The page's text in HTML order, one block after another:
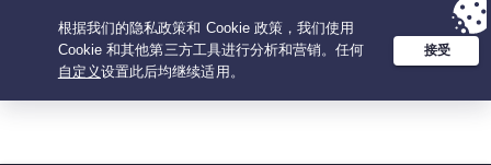
Your choice:The Best Dealfor 3.3333333333333-years at $2.23
/month